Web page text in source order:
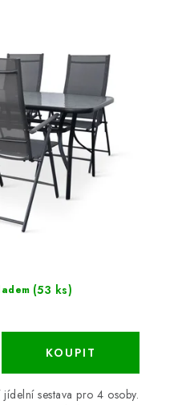
(53 ks)
sestava pro 4 osoby.